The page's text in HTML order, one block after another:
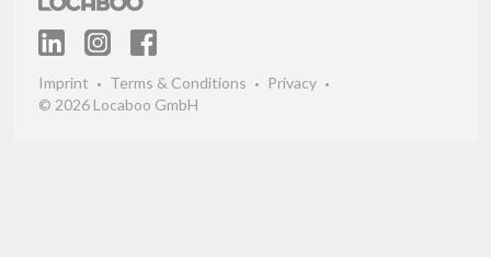
Imprint Terms & Conditions
Privacy
© 2026 Locaboo GmbH